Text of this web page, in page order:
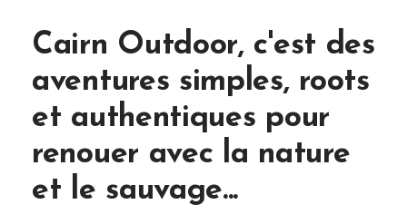
Cairn Outdoor, c'est des
aventures simples, roots
et authentiques pour
renouer avec la nature
et le sauvage...